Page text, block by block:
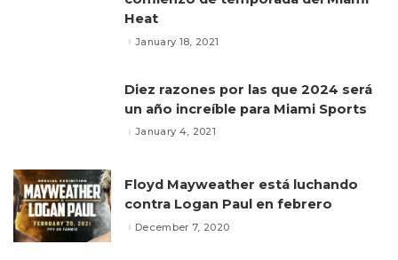
Heat
January 18, 2021
Diez razones por las que 2024 será
un año increíble para Miami Sports
January 4, 2021
Floyd Mayweather está luchando
contra Logan Paul en febrero
December 7, 2020